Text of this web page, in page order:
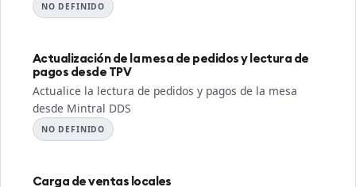
NO DEFINIDO
Actualización de la mesa de pedidos y lectura de
pagos desde TPV
Actualice la lectura de pedidos y pagos de la mesa
desde Mintral DDS
NO DEFINIDO
Carga de ventas locales